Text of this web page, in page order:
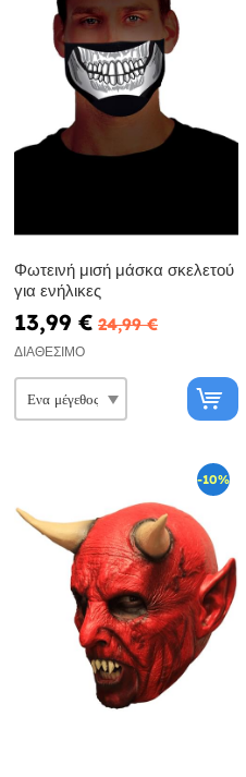
Φωτεινή μισή μάσκα σκελετού
για ενήλικες
13,99 € 24,99 €
ΔΙΑΘΈΣΙΜΟ
-10%